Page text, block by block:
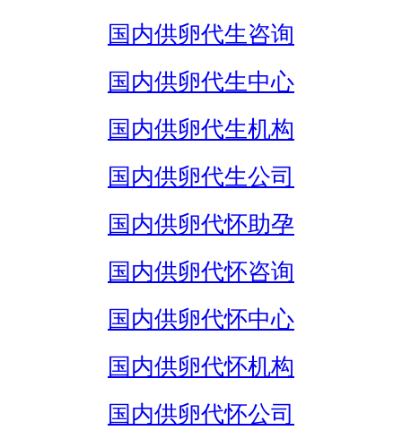
国内供卵代生咨询
国内供卵代生中心
国内供卵代生机构
国内供卵代生公司
国内供卵代怀助孕
国内供卵代怀咨询
国内供卵代怀中心
国内供卵代怀机构
国内供卵代怀公司